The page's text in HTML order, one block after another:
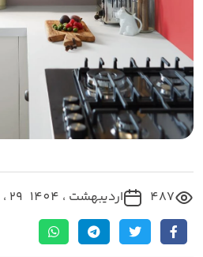
487 اردیبهشت ، 1404 29 ، تیر ، 1404